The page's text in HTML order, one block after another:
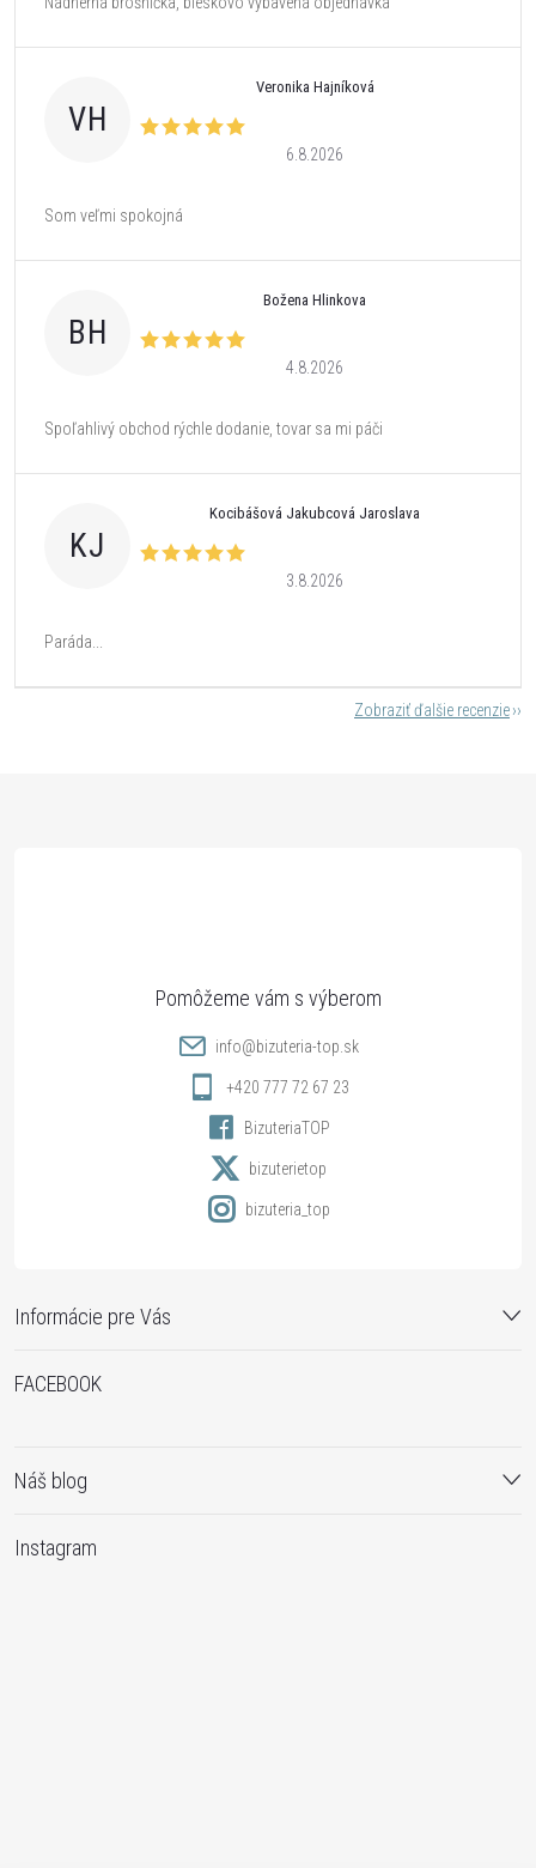
VH
Veronika Hajníková
6.8.2026
Som veľmi spokojná
BH
Božena Hlinkova
4.8.2026
Spoľahlivý obchod rýchle dodanie, tovar sa mi páči
KJ
Kocibášová Jakubcová Jaroslava
3.8.2026
Paráda...
Zobraziť ďalšie recenzie
Informácie pre Vás
info@bizuteria-top.sk
+420 777 72 67 23
BizuteriaTOP
bizuterietop
bizuteria_top
FACEBOOK
Náš blog
Instagram